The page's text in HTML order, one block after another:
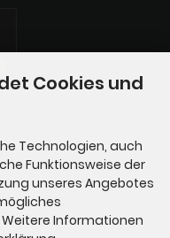
Cookies und
Technologien, auch
Funktionsweise der
unseres Angebotes
Informationen